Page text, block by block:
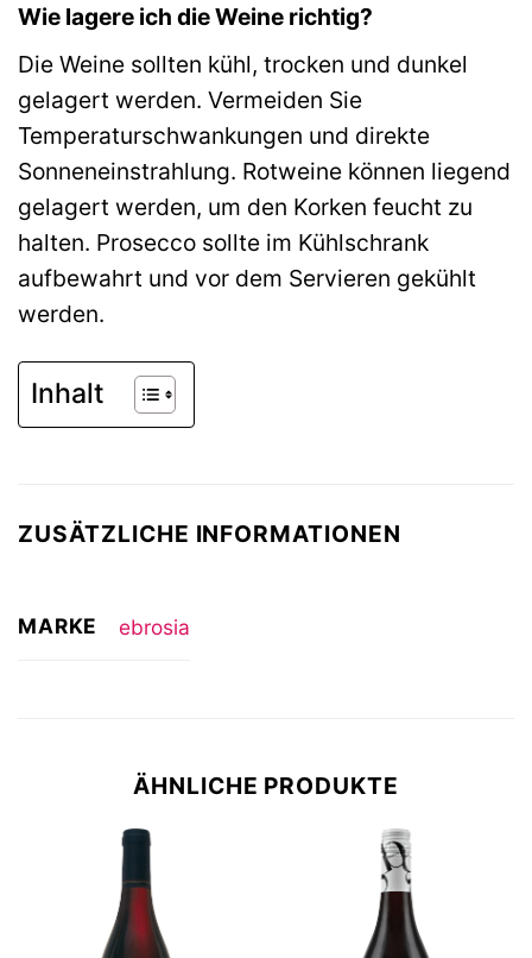
Wie lagere ich die Weine richtig?
Die Weine sollten kühl, trocken und dunkel
gelagert werden. Vermeiden Sie
Temperaturschwankungen und direkte
Sonneneinstrahlung. Rotweine können liegend
gelagert werden, um den Korken feucht zu
halten. Prosecco sollte im Kühlschrank
aufbewahrt und vor dem Servieren gekühlt
werden.
Inhalt
ZUSÄTZLICHE INFORMATIONEN
MARKE ebrosia
ÄHNLICHE PRODUKTE